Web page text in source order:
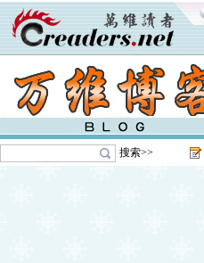
搜索>>